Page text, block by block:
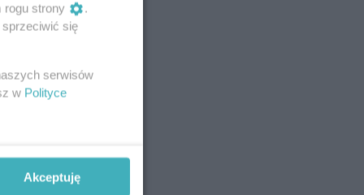
rogu strony
.
się
serwisów
w Polityce
Akceptuję